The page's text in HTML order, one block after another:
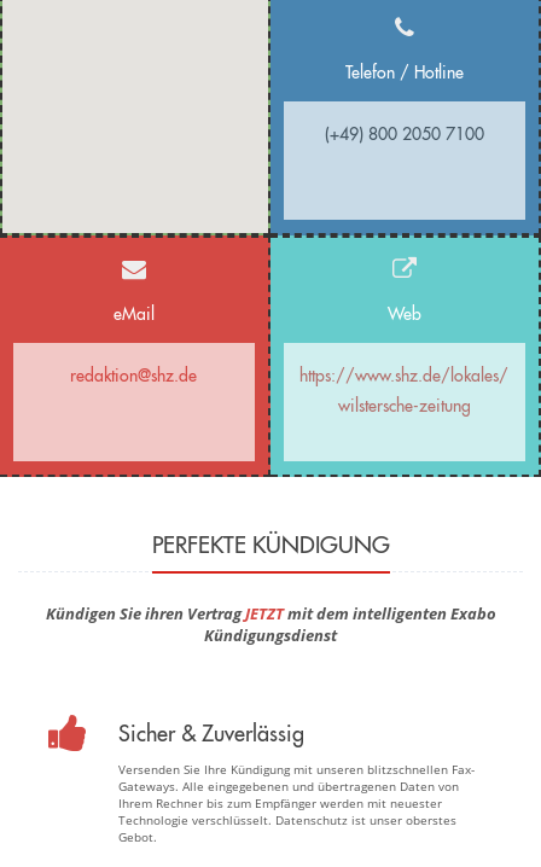
Telefon / Hotline
(+49) 800 2050 7100
eMail
redaktion@shz.de
Web
https://www.shz.de/lokales/
wilstersche-zeitung
PERFEKTE KÜNDIGUNG
Kündigen Sie ihren VertragJETZTmit dem intelligenten Exabo
Kündigungsdienst
Sicher & Zuverlässig
Versenden Sie Ihre Kündigung mit unseren blitzschnellen Fax-
Gateways. Alle eingegebenen und übertragenen Daten von
Ihrem Rechner bis zum Empfänger werden mit neuester
Technologie verschlüsselt. Datenschutz ist unser oberstes
Gebot.